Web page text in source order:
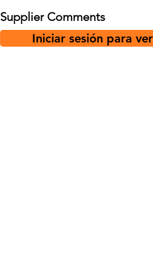
Supplier Comments
Iniciar sesión para